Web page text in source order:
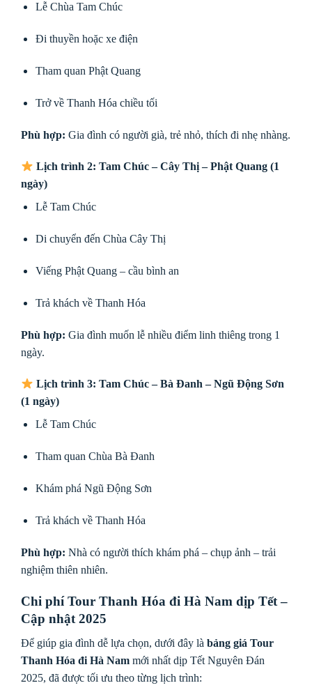
Lễ Chùa Tam Chúc
Đi thuyền hoặc xe điện
Tham quan Phật Quang
Trở về Thanh Hóa chiều tối
Phù hợp: Gia đình có người già, trẻ nhỏ, thích đi nhẹ nhàng.
Lịch trình 2: Tam Chúc – Cây Thị – Phật Quang (1
ngày)
Lễ Tam Chúc
Di chuyển đến Chùa Cây Thị
Viếng Phật Quang – cầu bình an
Trả khách về Thanh Hóa
Phù hợp: Gia đình muốn lễ nhiều điểm linh thiêng trong 1
ngày.
Lịch trình 3: Tam Chúc – Bà Đanh – Ngũ Động Sơn
(1 ngày)
Lễ Tam Chúc
Tham quan Chùa Bà Đanh
Khám phá Ngũ Động Sơn
Trả khách về Thanh Hóa
Phù hợp: Nhà có người thích khám phá – chụp ảnh – trải
nghiệm thiên nhiên.
Chi phí Tour Thanh Hóa đi Hà Nam dịp Tết –
Cập nhật 2025
Để giúp gia đình dễ lựa chọn, dưới đây là bảng giá Tour
Thanh Hóa đi Hà Nam mới nhất dịp Tết Nguyên Đán
2025, đã được tối ưu theo từng lịch trình: